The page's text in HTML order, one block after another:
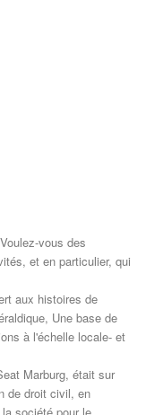
Voulez-vous des
et en particulier, qui
aux histoires de
Une base de
à l'échelle locale- et
Marburg, était sur
de droit civil, en